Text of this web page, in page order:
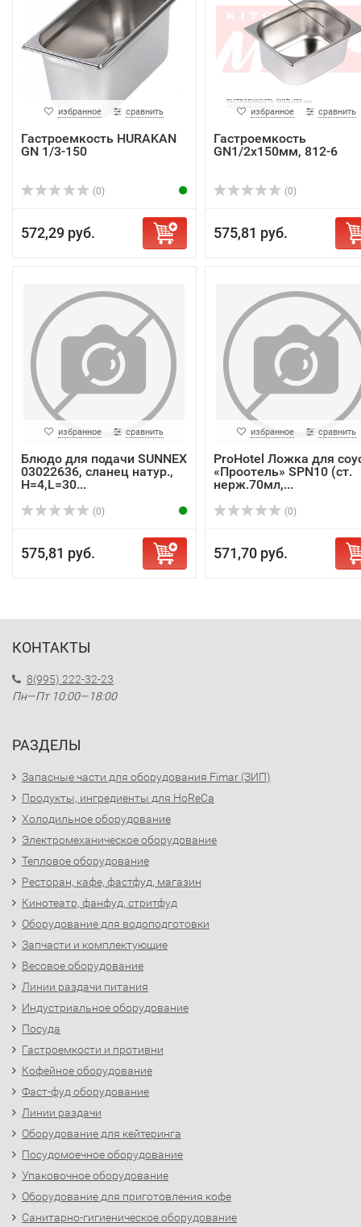
избранное сравнить
Гастроемкость HURAKAN
GN 1/3-150
(0)
572,29 руб.
избранное сравнить
Гастроемкость
GN1/2x150мм, 812-6
(0)
575,81 руб.
избранное сравнить
Блюдо для подачи SUNNEX
03022636, сланец натур.,
H=4,L=30...
(0)
575,81 руб.
избранное сравнить
ProHotel Ложка для
«Проотель» SPN10 (ст.
нерж.70мл,...
(0)
571,70 руб.
КОНТАКТЫ
8(995) 222-32-23
Пн—Пт 10:00—18:00
РАЗДЕЛЫ
Запасные части для оборудования Fimar (ЗИП)
Продукты, ингредиенты для HoReCa
Холодильное оборудование
Электромеханическое оборудование
Тепловое оборудование
Ресторан, кафе, фастфуд, магазин
Кинотеатр, фанфуд, стритфуд
Оборудование для водоподготовки
Запчасти и комплектующие
Весовое оборудование
Линии раздачи питания
Индустриальное оборудование
Посуда
Гастроемкости и противни
Кофейное оборудование
Фаст-фуд оборудование
Линии раздачи
Оборудование для кейтеринга
Посудомоечное оборудование
Упаковочное оборудование
Оборудование для приготовления кофе
Санитарно-гигиеническое оборудование